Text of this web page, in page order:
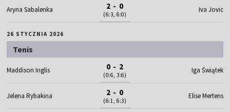
Aryna Sabalenka 2 - 0
(6:3, 6:0)
Iva Jovic
26 STYCZNIA 2026
Tenis
Maddison Inglis 0 - 2
(0:6, 3:6)
Iga Świątek
Jelena Rybakina 2 - 0
(6:1, 6:3)
Elise Mertens